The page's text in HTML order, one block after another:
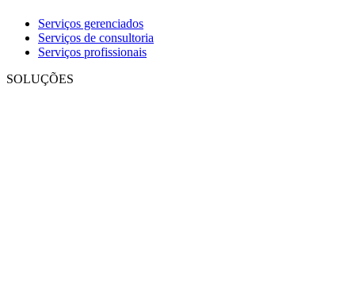
Serviços gerenciados
Serviços de consultoria
Serviços profissionais
SOLUÇÕES